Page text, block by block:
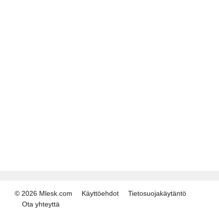
© 2026 Mlesk.com Käyttöehdot
Tietosuojakäytäntö
Ota yhteyttä